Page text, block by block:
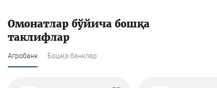
Омонатлар бўйича бошқа
таклифлар
Агробанк Бошқа банклар